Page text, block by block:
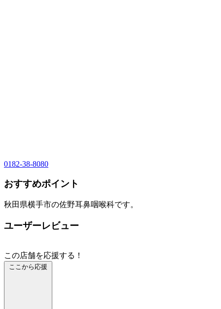
0182-38-8080
おすすめポイント
秋田県横手市の佐野耳鼻咽喉科です。
ユーザーレビュー
この店舗を応援する！
ここから応援